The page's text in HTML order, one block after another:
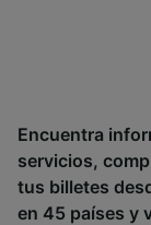
Encuentra
servicios,
tus billetes
en 45 países y